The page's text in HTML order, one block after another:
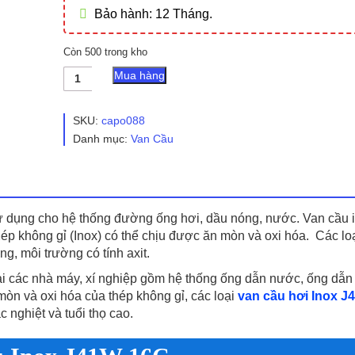
Bảo hành: 12 Tháng.
Còn 500 trong kho
Van
J41W
số
Mua hàng
SKU: capo088
Danh mục: Van Cầu
cho hệ thống đường ống hơi, dầu nóng, nước. Van cầu
không gỉ (Inox) có thể chịu được ăn mòn và oxi hóa. Các
môi trường có tính axit.
các nhà máy, xí nghiệp gồm hệ thống ống dẫn nước, ống
và oxi hóa của thép không gỉ, các loại van cầu hơi Inox
nghiệt và tuổi thọ cao.